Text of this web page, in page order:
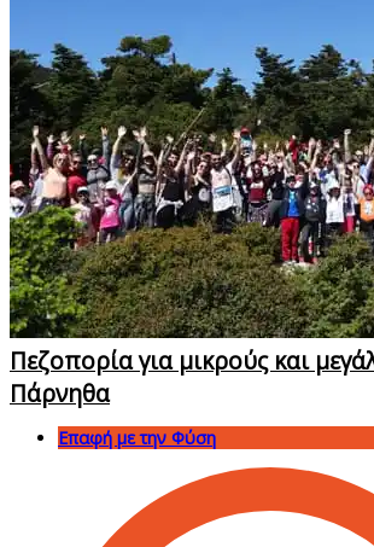
Πεζοπορία για μικρούς και
Πάρνηθα
Επαφή με την Φύση